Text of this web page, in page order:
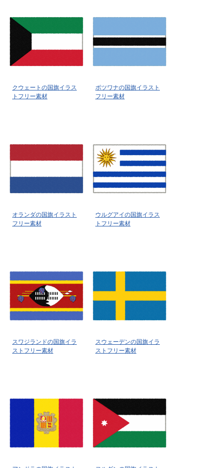
クウェートの国旗イラス
トフリー素材
ボツワナの国旗イラスト
フリー素材
オランダの国旗イラスト
フリー素材
ウルグアイの国旗イラス
トフリー素材
スワジランドの国旗イラ
ストフリー素材
スウェーデンの国旗イラ
ストフリー素材